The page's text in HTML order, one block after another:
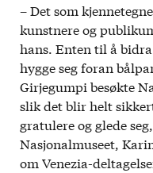
– Det som
kunstnere og
hans. Enten til å
hygge seg foran
Girjegumpi besøkte
slik det blir helt
gratulere og glede
Nasjonalmuseet,
om Venezia-